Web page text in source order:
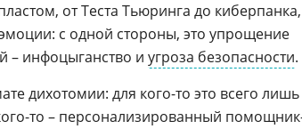
от Теста Тьюринга до
с одной стороны, это упрощение
– инфоцыганство и угроза безопасности.
дихотомии: для кого-то это всего лишь
то – персонализированный